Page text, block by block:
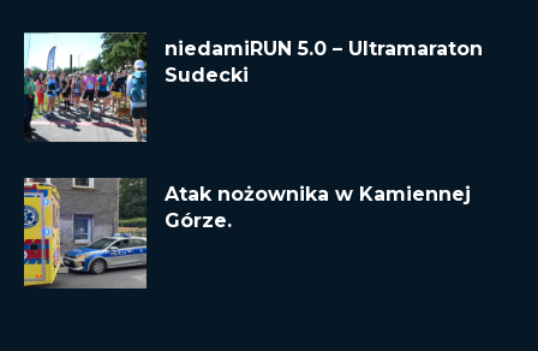
niedamiRUN 5.0 – Ultramaraton
Sudecki
Atak nożownika w Kamiennej
Górze.